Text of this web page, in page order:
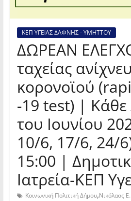
ΚΕΠ ΥΓΕΙΑΣ ΔΑΦΝΗΣ - ΥΜΗΤΤΟΥ
ΔΩΡΕΑΝ
ταχείας
κορονοϊού
-19 test) | Κάθε
του Ιουνίου
10/6, 17/6, 24/
15:00 |
Ιατρεία-ΚΕΠ
Κοινωνική Πολιτική Δήμου,Νικόλαος